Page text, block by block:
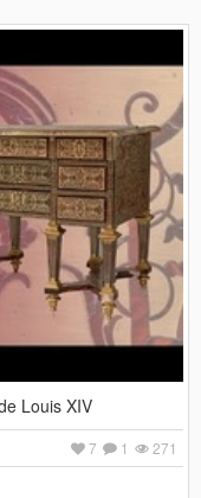
Louis XIV
271
1
7